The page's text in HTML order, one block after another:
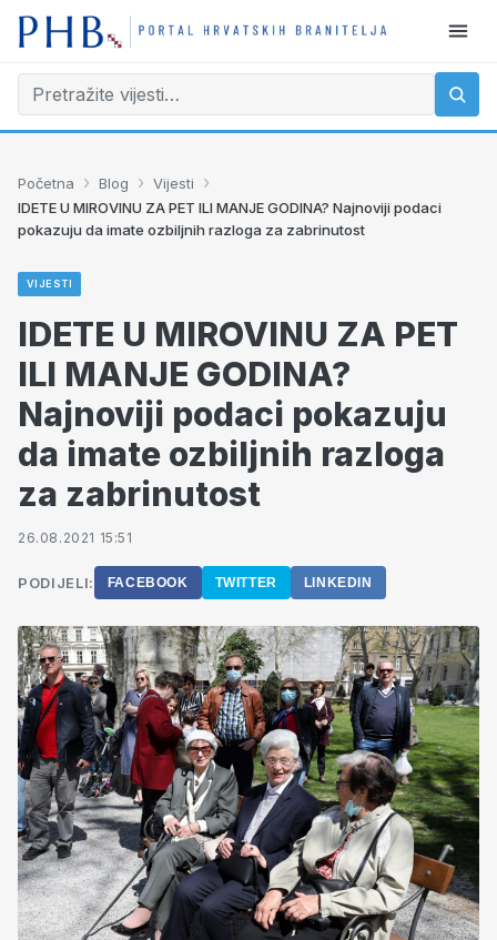
Početna › Blog › Vijesti ›
IDETE U MIROVINU ZA PET ILI MANJE GODINA? Najnoviji podaci
pokazuju da imate ozbiljnih razloga za zabrinutost
VIJESTI
IDETE U MIROVINU ZA PET
ILI MANJE GODINA?
Najnoviji podaci pokazuju
da imate ozbiljnih razloga
za zabrinutost
26.08.2021 15:51
PODIJELI: FACEBOOK TWITTER LINKEDIN